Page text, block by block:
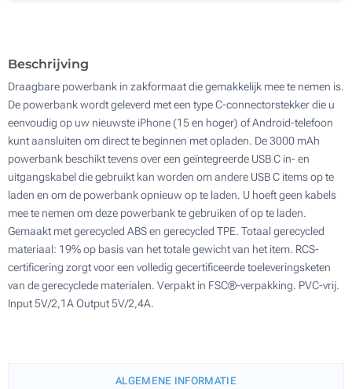
Beschrijving
Draagbare powerbank in zakformaat die gemakkelijk mee te nemen is.
De powerbank wordt geleverd met een type C-connectorstekker die u
eenvoudig op uw nieuwste iPhone (15 en hoger) of Android-telefoon
kunt aansluiten om direct te beginnen met opladen. De 3000 mAh
powerbank beschikt tevens over een geïntegreerde USB C in- en
uitgangskabel die gebruikt kan worden om andere USB C items op te
laden en om de powerbank opnieuw op te laden. U hoeft geen kabels
mee te nemen om deze powerbank te gebruiken of op te laden.
Gemaakt met gerecycled ABS en gerecycled TPE. Totaal gerecycled
materiaal: 19% op basis van het totale gewicht van het item. RCS-
certificering zorgt voor een volledig gecertificeerde toeleveringsketen
van de gerecyclede materialen. Verpakt in FSC®-verpakking. PVC-vrij.
Input 5V/2,1A Output 5V/2,4A.
ALGEMENE INFORMATIE